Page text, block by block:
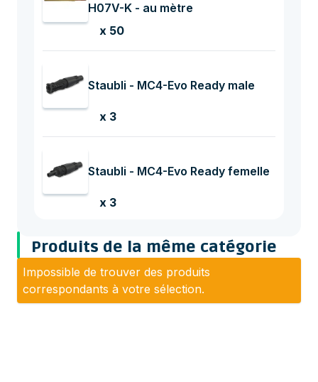
H07V-K - au mètre
x 50
Staubli - MC4-Evo Ready male
x 3
Staubli - MC4-Evo Ready femelle
x 3
Produits de la même catégorie
Impossible de trouver des produits
correspondants à votre sélection.